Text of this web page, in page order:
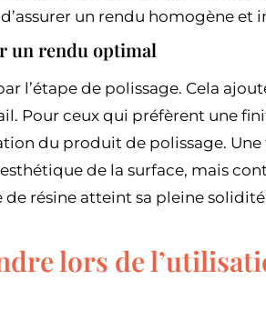
un rendu homogène et
un rendu optimal
l’étape de polissage. Cela
Pour ceux qui préfèrent une
du produit de polissage.
de la surface, mais
résine atteint sa pleine
lors de